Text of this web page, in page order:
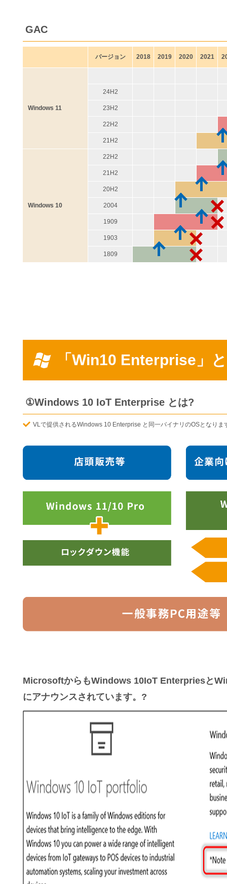
GAC
バージョン 2018 2019 2020 2021
Windows 11
24H2
23H2
22H2
21H2
Windows 10
22H2
21H2
20H2
2004
1909
1903
1809
「Win10 Enterprise」
①Windows 10 IoT Enterprise とは?
VLで提供されるWindows 10 Enterprise と同一バイナリのOSとなりま
MicrosoftからもWindows 10IoT Enterpriesと
にアナウンスされています。?